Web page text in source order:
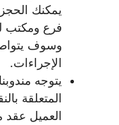
يمكنك
فرع ومكتب
وسوف
الإجراءات.
يتوجه
المتعلقة
العميل عقد